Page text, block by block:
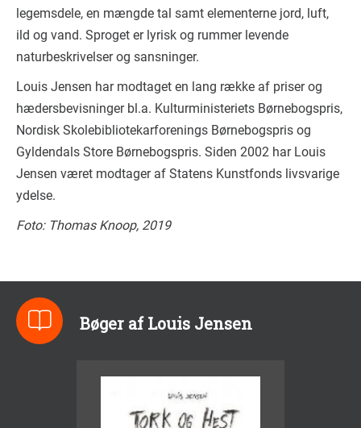
legemsdele, en mængde tal samt elementerne jord, luft,
ild og vand. Sproget er lyrisk og rummer levende
naturbeskrivelser og sansninger.
Louis Jensen har modtaget en lang række af priser og
hædersbevisninger bl.a. Kulturministeriets Børnebogspris,
Nordisk Skolebibliotekarforenings Børnebogspris og
Gyldendals Store Børnebogspris. Siden 2002 har Louis
Jensen været modtager af Statens Kunstfonds livsvarige
ydelse.
Foto: Thomas Knoop, 2019
Bøger af Louis Jensen